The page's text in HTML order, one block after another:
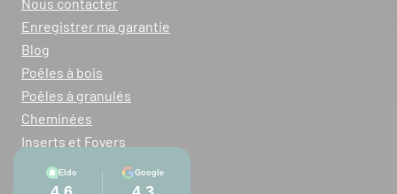
Enregistrer ma garantie
Blog
Poêles à bois
Poêles à granulés
Cheminées
Inserts et Foyers